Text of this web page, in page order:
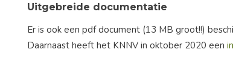
Uitgebreide documentatie
Er is ook een pdf document (13 MB groot!!)
Daarnaast heeft het KNNV in oktober 2020 een